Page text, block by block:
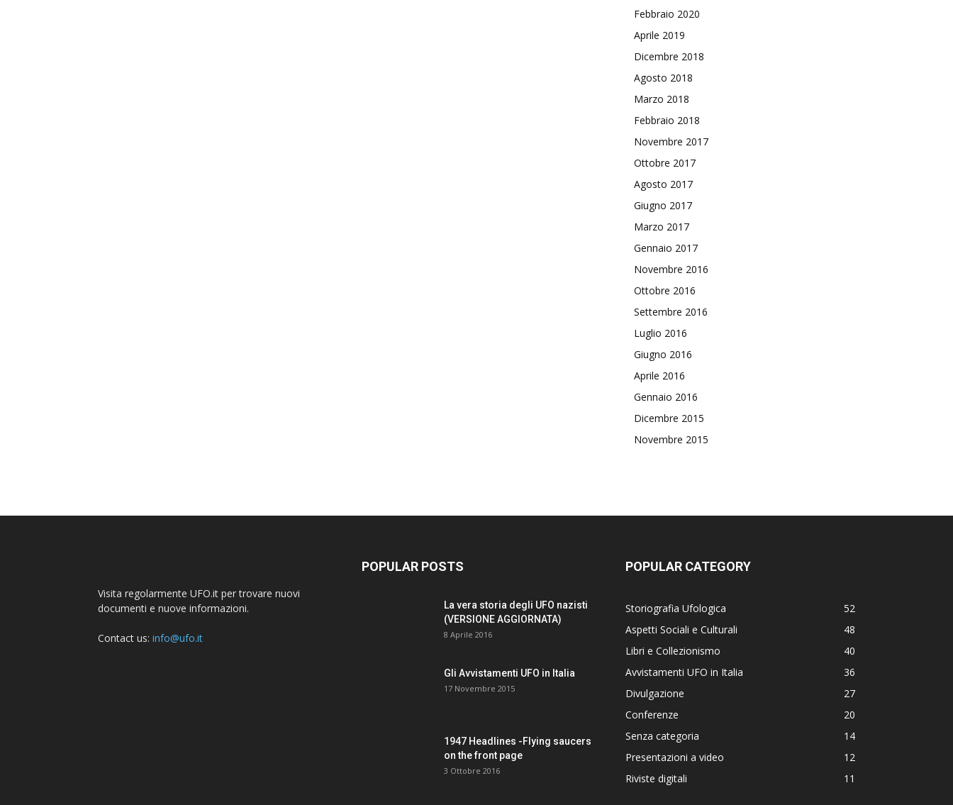
Febbraio 2020
Aprile 2019
Dicembre 2018
Agosto 2018
Marzo 2018
Febbraio 2018
Novembre 2017
Ottobre 2017
Agosto 2017
Giugno 2017
Marzo 2017
Gennaio 2017
Novembre 2016
Ottobre 2016
Settembre 2016
Luglio 2016
Giugno 2016
Aprile 2016
Gennaio 2016
Dicembre 2015
Novembre 2015
Visita regolarmente UFO.it per trovare nuovi
documenti e nuove informazioni.
Contact us: info@ufo.it
POPULAR POSTS
La vera storia degli UFO nazisti
(VERSIONE AGGIORNATA)
8 Aprile 2016
Gli Avvistamenti UFO in Italia
17 Novembre 2015
1947 Headlines -Flying saucers
on the front page
3 Ottobre 2016
POPULAR CATEGORY
Storiografia Ufologica
52
Aspetti Sociali e Culturali
48
Libri e Collezionismo
40
Avvistamenti UFO in Italia
36
Divulgazione
27
Conferenze
20
Senza categoria
14
Presentazioni a video
12
Riviste digitali
11